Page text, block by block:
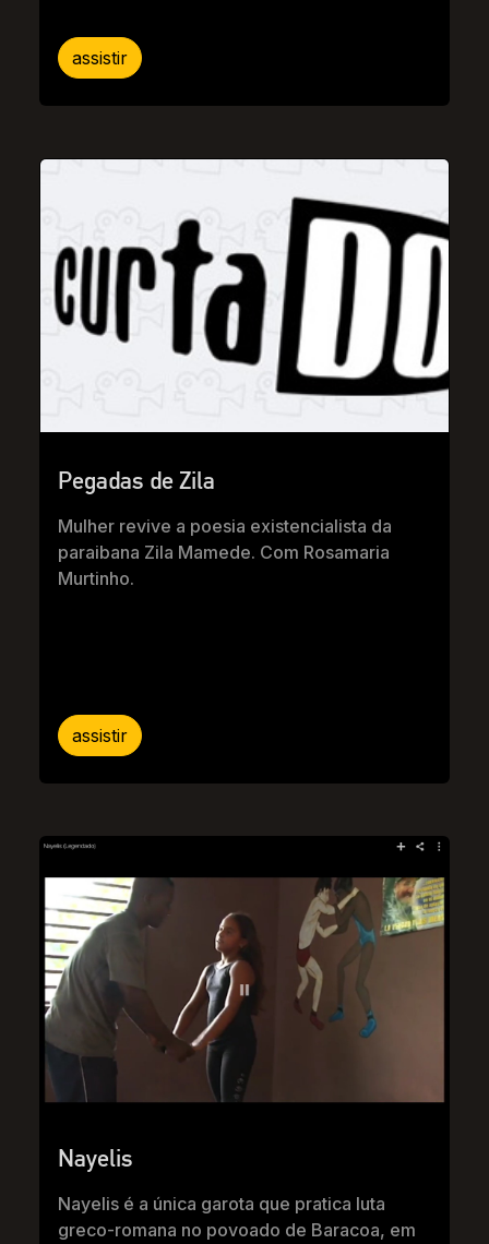
assistir
Pegadas de Zila
Mulher revive a poesia existencialista da
paraibana Zila Mamede. Com Rosamaria
Murtinho.
assistir
Nayelis
Nayelis é a única garota que pratica luta
greco-romana no povoado de Baracoa, em